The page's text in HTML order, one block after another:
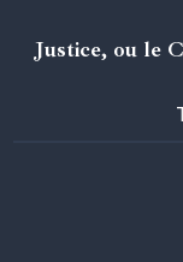
Justice, ou le